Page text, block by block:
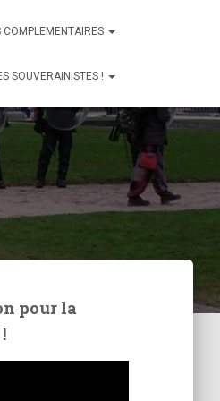
COMPLEMENTAIRES
SOUVERAINISTES !
pour la